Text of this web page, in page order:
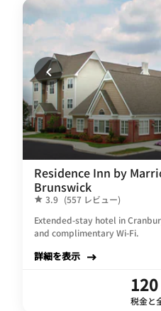
Residence Inn by
Brunswick
3.9 (557 レビュー)
Extended-stay hotel in
and complimentary Wi-Fi.
詳細を表示
120
税金と